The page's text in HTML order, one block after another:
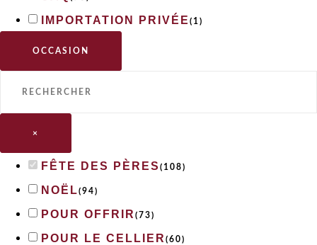
IMPORTATION PRIVÉE ( 1 )
OCCASION
×
FÊTE DES PÈRES ( 108)
NOËL(94)
POUR OFFRIR ( 73)
POUR LE CELLIER (60)